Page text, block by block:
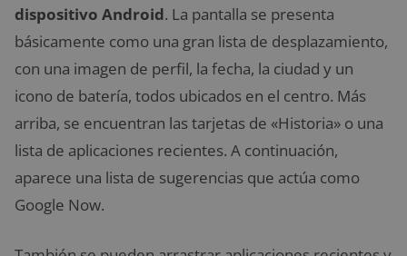
dispositivo Android. La pantalla se presenta
básicamente como una gran lista de desplazamiento,
con una imagen de perfil, la fecha, la ciudad y un
icono de batería, todos ubicados en el centro. Más
arriba, se encuentran las tarjetas de «Historia» o una
lista de aplicaciones recientes. A continuación,
aparece una lista de sugerencias que actúa como
Google Now.